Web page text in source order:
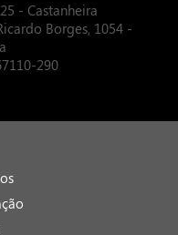
- Castanheira
Borges, 1054 -
290